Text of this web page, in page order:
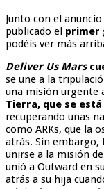
Junto con el
publicado el primer
podéis ver más
Deliver Us Mars
se une a la
una misión urgente
Tierra, que se
recuperando unas
como ARKs, que la
atrás. Sin
unirse a la misión
unió a Outward en
atrás a su hija